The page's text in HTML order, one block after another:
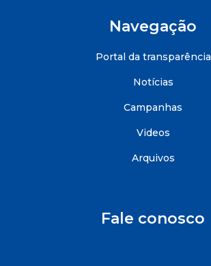
Navegação
Portal da transparência
Notícias
Campanhas
Videos
Arquivos
Fale conosco